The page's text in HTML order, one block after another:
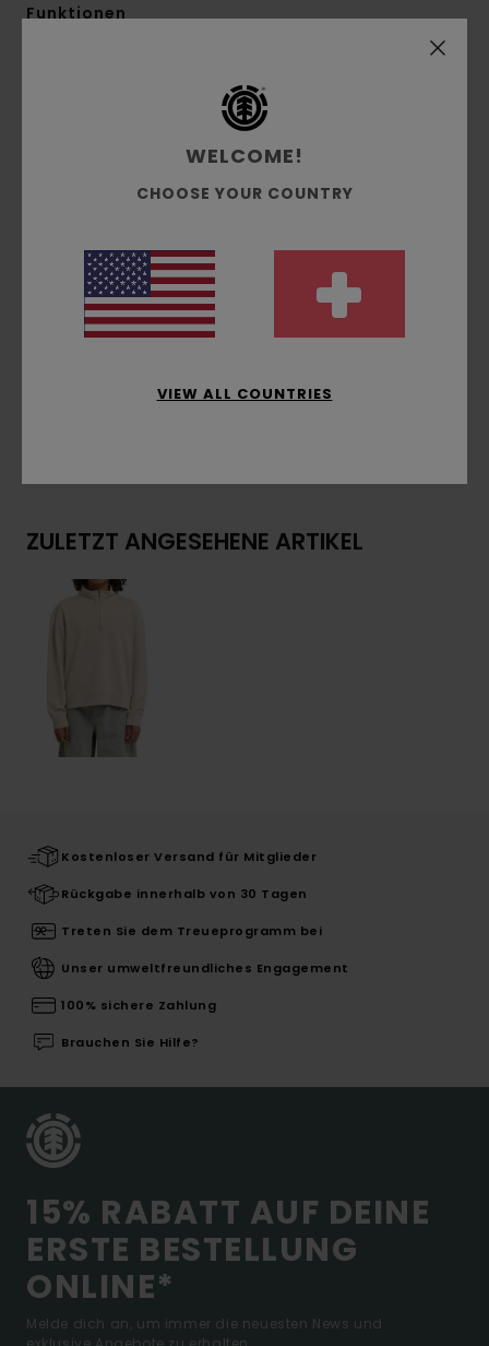
Funktionen
Recycelte Baumwolle, Baumwolle,
recyceltes Polyester
Stickerei auf der Brust
Zusammensetzung[Hauptstoff] 50 % recycelte
Baumwolle, 30 % Baumwolle, 20 % recycelter
ZULETZT ANGESEHENE ARTIKEL
Kostenloser Versand für Mitglieder
Rückgabe innerhalb von 30 Tagen
Treten Sie dem Treueprogramm bei
Unser umweltfreundliches Engagement
100% sichere Zahlung
Brauchen Sie Hilfe?
15% RABATT AUF DEINE
ERSTE BESTELLUNG
ONLINE*
Melde dich an, um immer die neuesten News und
WELCOME!
CHOOSE YOUR COUNTRY
VIEW ALL COUNTRIES